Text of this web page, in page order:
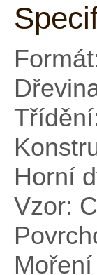
Horní
Vzor: